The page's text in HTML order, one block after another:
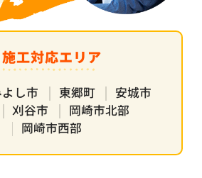
施工対応エリア
し市 東郷町
安城市
刈谷市
岡崎市北部
岡崎市西部